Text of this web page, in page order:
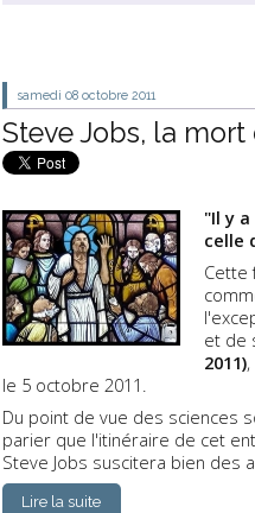
samedi 08 octobre 2011
Steve Jobs, la mort
"Il y
celle
Cette
et de
2011)
le 5 octobre 2011.
Du point de vue des sciences
parier que l'itinéraire de cet
Steve Jobs suscitera bien des
Lire la suite